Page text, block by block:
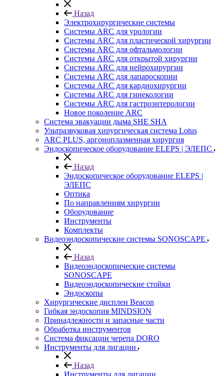
Назад
Электрохирургические системы
Системы ARC для урологии
Системы ARC для пластической хирургии
Системы ARC для офтальмологии
Системы ARC для открытой хирургии
Системы ARC для нейрохирургии
Системы ARC для лапароскопии
Системы ARC для кардиохирургии
Системы ARC для гинекологии
Системы ARC для гастроэнтерологии
Новое поколение ARC
Система эвакуации дыма SHE SHA
Ультразвуковая хирургическая система Lotus
ARC PLUS, аргоноплазменная хирургия
Эндоскопическое оборудование ELEPS | ЭЛЕПС
Назад
Эндоскопическое оборудование ELEPS |
ЭЛЕПС
Оптика
По направлениям хирургии
Оборудование
Инструменты
Комплекты
Видеоэндоскопические системы SONOSCAPE
Назад
Видеоэндоскопические системы
SONOSCAPE
Видеоэндоскопические стойки
Эндоскопы
Хирургические дисплеи Beacon
Гибкая эндоскопия MINDSION
Принадлежности и запасные части
Обработка инструментов
Система фиксации черепа DORO
Инструменты для лигации
Назад
Инструменты для лигации